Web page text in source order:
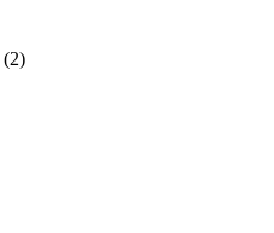
(2)